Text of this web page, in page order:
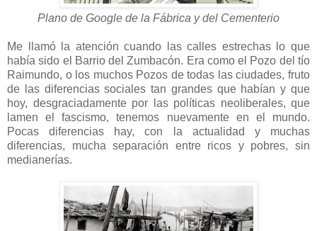
Plano de Google de la Fábrica y del Cementerio
Me llamó la atención cuando las calles estrechas lo que
había sido el Barrio del Zumbacón. Era como el Pozo del tío
Raimundo, o los muchos Pozos de todas las ciudades, fruto
de las diferencias sociales tan grandes que habían y que
hoy, desgraciadamente por las políticas neoliberales, que
lamen el fascismo, tenemos nuevamente en el mundo.
Pocas diferencias hay, con la actualidad y muchas
diferencias, mucha separación entre ricos y pobres, sin
medianerías.